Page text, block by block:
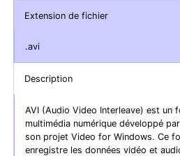
Extension de fichier
.avi
Description
AVI (Audio Video Interleave) est un
multimédia numérique développé
son projet Video for Windows. Ce
enregistre les données vidéo et